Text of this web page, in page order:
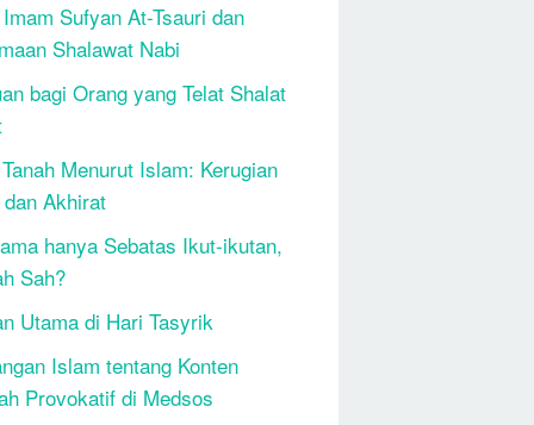
Sufyan At-Tsauri dan
Shalawat Nabi
bagi Orang yang Telat Shalat
Menurut Islam: Kerugian
Akhirat
hanya Sebatas Ikut-ikutan,
Sah?
Utama di Hari Tasyrik
Islam tentang Konten
Provokatif di Medsos